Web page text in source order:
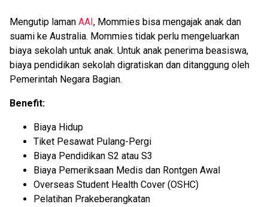
Mengutip laman AAI , Mommies bisa mengajak anak dan
suami ke Australia. Mommies tidak perlu mengeluarkan
biaya sekolah untuk anak. Untuk anak penerima beasiswa,
biaya pendidikan sekolah digratiskan dan ditanggung oleh
Pemerintah Negara Bagian.
Benefit:
Biaya Hidup
Tiket Pesawat Pulang-Pergi
Biaya Pendidikan S2 atau S3
Biaya Pemeriksaan Medis dan Rontgen Awal
Overseas Student Health Cover (OSHC)
Pelatihan Prakeberangkatan